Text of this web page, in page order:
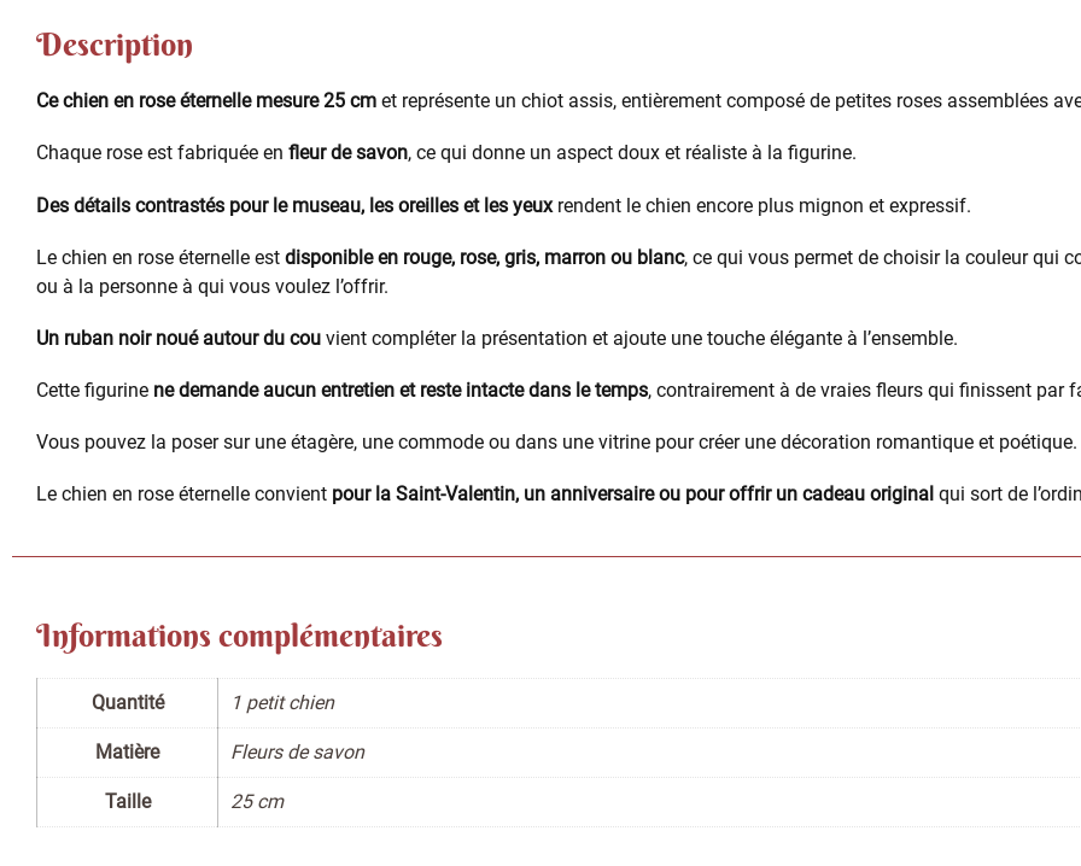
Description
Ce chien en rose éternelle mesure 25 cm et représente un chiot assis, entièrement composé de petites roses assemblées
Chaque rose est fabriquée en fleur de savon, ce qui donne un aspect doux et réaliste à la figurine.
Des détails contrastés pour le museau, les oreilles et les yeuxrendent le chien encore plus mignon et expressif.
Le chien en rose éternelle est disponible en rouge, rose, gris, marron ou blanc, ce qui vous permet de choisir la couleur qui
ou à la personne à qui vous voulez l’offrir.
Un ruban noir noué autour du cou vient compléter la présentation et ajoute une touche élégante à l’ensemble.
Cette figurine ne demande aucun entretien et reste intacte dans le temps, contrairement à de vraies fleurs qui finissent par
Vous pouvez la poser sur une étagère, une commode ou dans une vitrine pour créer une décoration romantique et poétique.
Le chien en rose éternelle convient pour la Saint-Valentin, un anniversaire ou pour offrir un cadeau original qui sort de
Informations complémentaires
Quantité 1 petit chien
Matière Fleurs de savon
Taille 25 cm